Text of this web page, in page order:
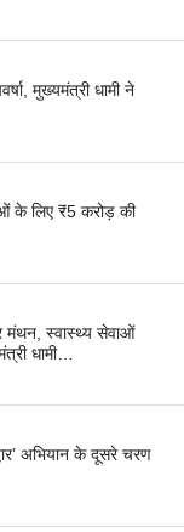
मुख्यमंत्री धामी ने
के लिए ₹5 करोड़ की
मंथन, स्वास्थ्य सेवाओं
धामी…
अभियान के दूसरे चरण